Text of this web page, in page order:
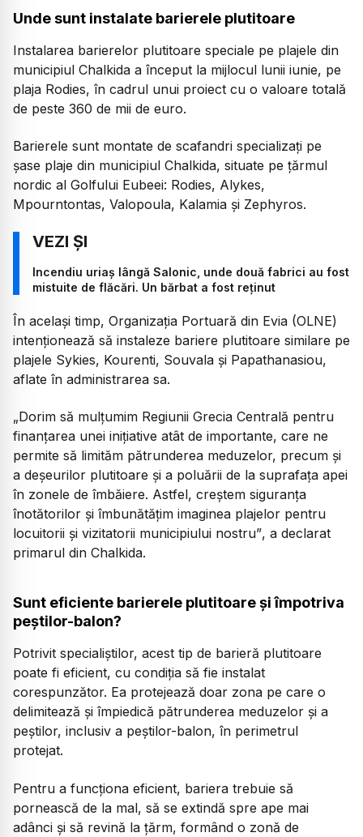
Unde sunt instalate barierele plutitoare
Instalarea barierelor plutitoare speciale pe plajele din
municipiul Chalkida a început la mijlocul lunii iunie, pe
plaja Rodies, în cadrul unui proiect cu o valoare totală
de peste 360 de mii de euro.
Barierele sunt montate de scafandri specializați pe
șase plaje din municipiul Chalkida, situate pe țărmul
nordic al Golfului Eubeei: Rodies, Alykes,
Mpourntontas, Valopoula, Kalamia și Zephyros.
Incendiu uriaș lângă Salonic, unde două fabrici au fost
mistuite de flăcări. Un bărbat a fost reținut
În același timp, Organizația Portuară din Evia (OLNE)
intenționează să instaleze bariere plutitoare similare pe
plajele Sykies, Kourenti, Souvala și Papathanasiou,
aflate în administrarea sa.
„Dorim să mulțumim Regiunii Grecia Centrală pentru
finanțarea unei inițiative atât de importante, care ne
permite să limităm pătrunderea meduzelor, precum și
a deșeurilor plutitoare și a poluării de la suprafața apei
în zonele de îmbăiere. Astfel, creștem siguranța
înotătorilor și îmbunătățim imaginea plajelor pentru
locuitorii și vizitatorii municipiului nostru”, a declarat
primarul din Chalkida.
Sunt eficiente barierele plutitoare și împotriva
peștilor-balon?
Potrivit specialiștilor, acest tip de barieră plutitoare
poate fi eficient, cu condiția să fie instalat
corespunzător. Ea protejează doar zona pe care o
delimitează și împiedică pătrunderea meduzelor și a
peștilor, inclusiv a peștilor-balon, în perimetrul
protejat.
Pentru a funcționa eficient, bariera trebuie să
pornească de la mal, să se extindă spre ape mai
adânci și să revină la țărm, formând o zonă de